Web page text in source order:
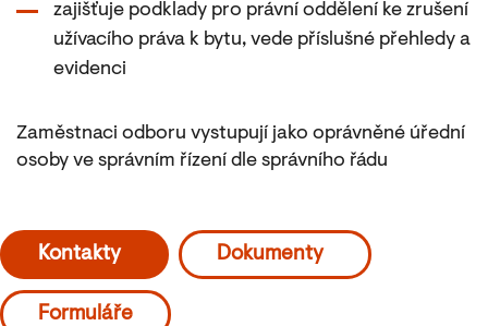
zajišťuje podklady pro právní oddělení ke zrušení
užívacího práva k bytu, vede příslušné přehledy a
evidenci
Zaměstnaci odboru vystupují jako oprávněné úřední
osoby ve správním řízení dle správního řádu
Kontakty Dokumenty
Formuláře